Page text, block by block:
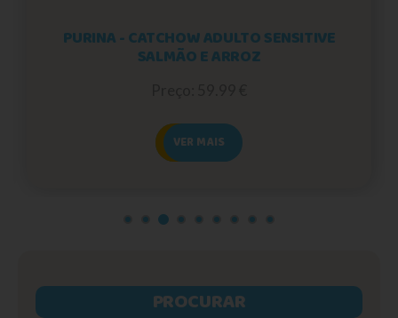
PURINA - CATCHOW ADULTO SENSITIVE
SALMÃO E ARROZ
VER MAIS
PROCURAR